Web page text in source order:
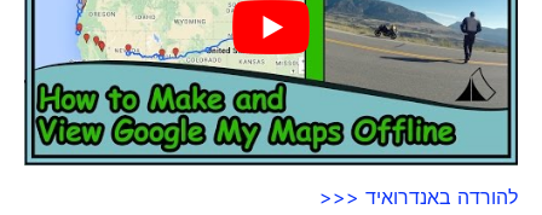
להורדה באנדרואיד <<<